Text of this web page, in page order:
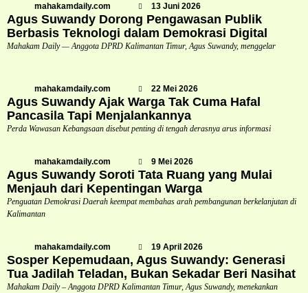
mahakamdaily.com 13 Juni 2026
Agus Suwandy Dorong Pengawasan Publik
Berbasis Teknologi dalam Demokrasi Digital
Mahakam Daily — Anggota DPRD Kalimantan Timur, Agus Suwandy, menggelar
mahakamdaily.com 22 Mei 2026
Agus Suwandy Ajak Warga Tak Cuma Hafal
Pancasila Tapi Menjalankannya
Perda Wawasan Kebangsaan disebut penting di tengah derasnya arus informasi
mahakamdaily.com 9 Mei 2026
Agus Suwandy Soroti Tata Ruang yang Mulai
Menjauh dari Kepentingan Warga
Penguatan Demokrasi Daerah keempat membahas arah pembangunan berkelanjutan di
Kalimantan
mahakamdaily.com 19 April 2026
Sosper Kepemudaan, Agus Suwandy: Generasi
Tua Jadilah Teladan, Bukan Sekadar Beri Nasihat
Mahakam Daily – Anggota DPRD Kalimantan Timur, Agus Suwandy, menekankan